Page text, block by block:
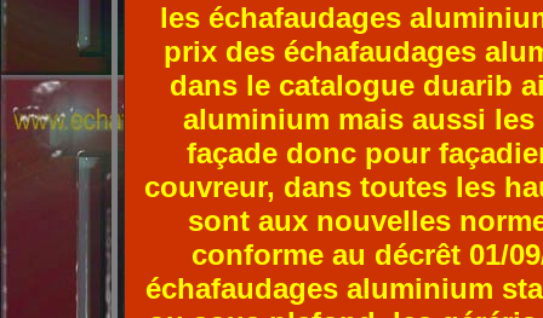
les échafaudages
prix des échafaudages
dans le catalogue duarib
aluminium mais aussi
façade donc pour
couvreur, dans toutes les
sont aux nouvelles
conforme au décrêt 01/
échafaudages aluminium